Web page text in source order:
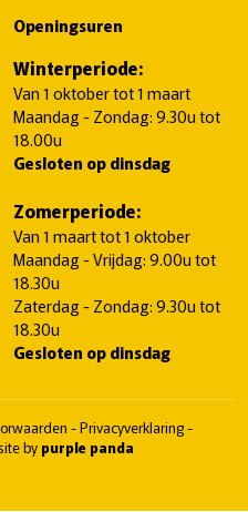
Openingsuren
Winterperiode:
Van 1 oktober tot 1 maart
Maandag - Zondag: 9.30u tot
18.00u
Gesloten op dinsdag
Zomerperiode:
Van 1 maart tot 1 oktober
Maandag - Vrijdag: 9.00u tot
18.30u
Zaterdag - Zondag: 9.30u tot
18.30u
Gesloten op dinsdag
-Privacyverklaring-
by purple panda